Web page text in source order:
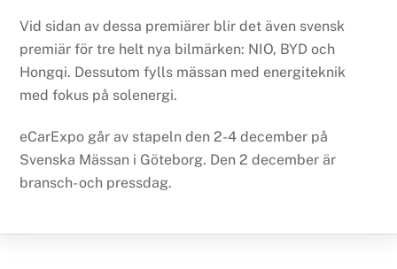
Vid sidan av dessa premiärer blir det även svensk
premiär för tre helt nya bilmärken: NIO, BYD och
Hongqi. Dessutom fylls mässan med energiteknik
med fokus på solenergi.
eCarExpo går av stapeln den 2-4 december på
Svenska Mässan i Göteborg. Den 2 december är
bransch- och pressdag.